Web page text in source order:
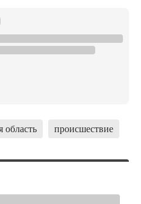
область происшествие